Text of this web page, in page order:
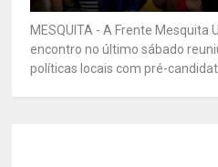
MESQUITA - A Frente Mesquita
encontro no último sábado
políticas locais com pré-